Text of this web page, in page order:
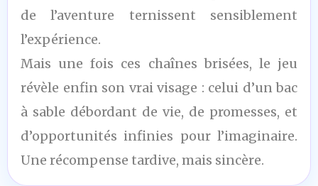
de l’aventure ternissent sensiblement
l’expérience.
Mais une fois ces chaînes brisées, le jeu
révèle enfin son vrai visage : celui d’un bac
à sable débordant de vie, de promesses, et
d’opportunités infinies pour l’imaginaire.
Une récompense tardive, mais sincère.